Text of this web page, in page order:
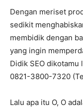
Dengan meriset
sedikit
membidik dengan
yang ingin
Didik SEO dikotamu
0821-3800-7320
Lalu apa itu O, O